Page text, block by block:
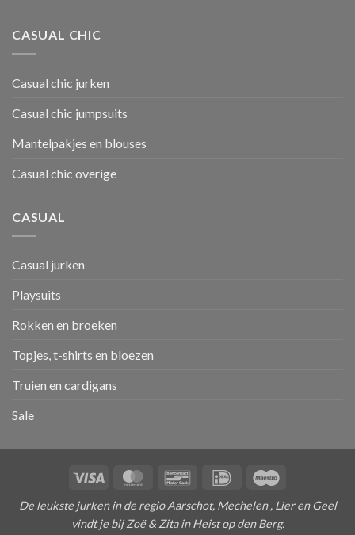
CASUAL CHIC
Casual chic jurken
Casual chic jumpsuits
Mantelpakjes en blouses
Casual chic overige
CASUAL
Casual jurken
Playsuits
Rokken en broeken
Topjes, t-shirts en bloezen
Truien en cardigans
Sale
Visa MasterCardBancontactIDeal
De leukste jurken in de regio Aarschot, Mechelen , Lier en Geel
vindt je bij Zoë & Zita in Heist op den Berg.